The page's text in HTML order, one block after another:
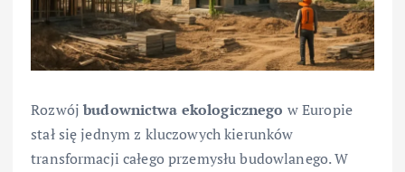
Rozwójbudownictwa ekologicznego w Europie
stał się jednym z kluczowych kierunków
transformacji całego przemysłu budowlanego. W